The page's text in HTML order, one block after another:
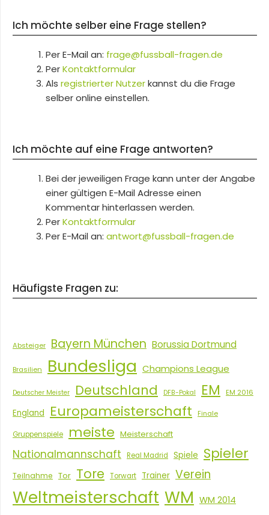
Ich möchte selber eine Frage stellen?
Per E-Mail an: frage@fussball-fragen.de
PerKontaktformular
Als registrierter Nutzerkannst du die Frage
selber online einstellen.
Ich möchte auf eine Frage antworten?
Bei der jeweiligen Frage kann unter der Angabe
einer gültigen E-Mail Adresse einen
Kommentar hinterlassen werden.
PerKontaktformular
Per E-Mail an: antwort@fussball-fragen.de
Häufigste Fragen zu:
Absteiger Bayern München Borussia Dortmund
Brasilien Bundesliga Champions League
Deutscher Meister Deutschland DFB-Pokal EM EM 2016
England Europameisterschaft Finale
Gruppenspiele meiste Meisterschaft
Nationalmannschaft Real Madrid Spiele Spieler
Teilnahme Tor Tore Torwart Trainer Verein
Weltmeisterschaft WM WM 2014